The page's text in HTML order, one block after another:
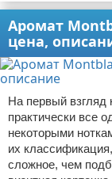
Аромат
цена,
На первый взгляд
практически все
некоторыми
их
сложное, чем